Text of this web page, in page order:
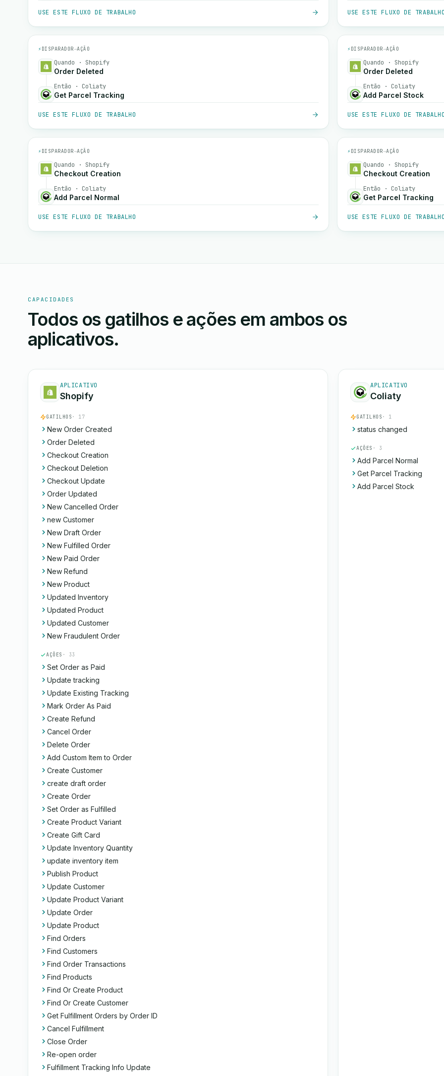
USE ESTE FLUXO DE TRABALHO USE ESTE FLUXO DE
⚡ DISPARADOR→AÇÃO
Quando · Shopify
Order Deleted
Então · Coliaty
Get Parcel Tracking
USE ESTE FLUXO DE TRABALHO
⚡ DISPARADOR→AÇÃO
Quando · Shopify
Order Deleted
Então · Coliaty
Add Parcel Stock
USE ESTE FLUXO DE
⚡ DISPARADOR→AÇÃO
Quando · Shopify
Checkout Creation
Então · Coliaty
Add Parcel Normal
USE ESTE FLUXO DE TRABALHO
⚡ DISPARADOR→AÇÃO
Quando · Shopify
Checkout Creation
Então · Coliaty
Get Parcel Tracking
USE ESTE FLUXO DE
CAPACIDADES
Todos os gatilhos e ações em ambos os
aplicativos.
APLICATIVO
Shopify
GATILHOS · 17
New Order Created
Order Deleted
Checkout Creation
Checkout Deletion
Checkout Update
Order Updated
New Cancelled Order
new Customer
New Draft Order
New Fulfilled Order
New Paid Order
New Refund
New Product
Updated Inventory
Updated Product
Updated Customer
New Fraudulent Order
AÇÕES · 33
Set Order as Paid
Update tracking
Update Existing Tracking
Mark Order As Paid
Create Refund
Cancel Order
Delete Order
Add Custom Item to Order
Create Customer
create draft order
Create Order
Set Order as Fulfilled
Create Product Variant
Create Gift Card
Update Inventory Quantity
update inventory item
Publish Product
Update Customer
Update Product Variant
Update Order
Update Product
Find Orders
Find Customers
Find Order Transactions
Find Products
Find Or Create Product
Find Or Create Customer
Get Fulfillment Orders by Order ID
Cancel Fulfillment
Close Order
Re-open order
Fulfillment Tracking Info Update
APLICATIVO
Coliaty
GATILHOS · 1
status changed
AÇÕES · 3
Add Parcel Normal
Get Parcel Tracking
Add Parcel Stock